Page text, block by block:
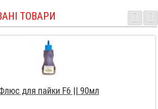
ТОВАРИ
для пайки F6 || 90мл